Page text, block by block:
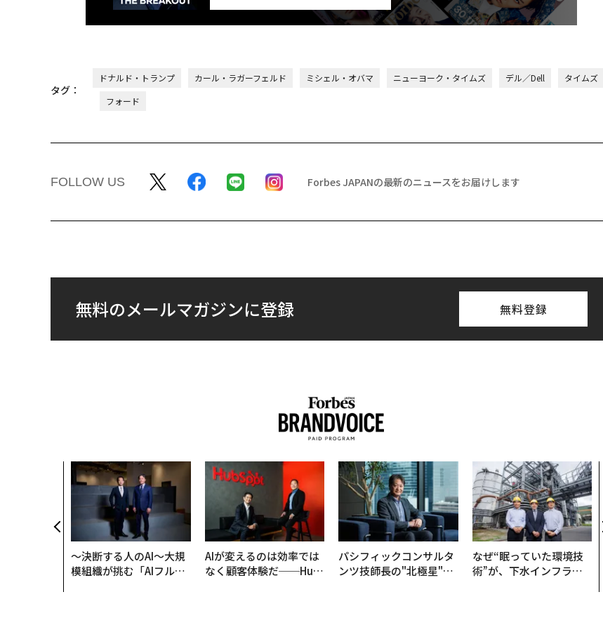
タグ：
ドナルド・トランプ カール・ラガーフェルド ミシェル・オバマ ニューヨーク・タイムズ デル／Dell
タイムズ
フォード
FOLLOW US Forbes JAPANの最新のニュースをお届けします
無料のメールマガジンに登録 無料登録
〜決断する人のAI〜大規
模組織が挑む「AIフル実
AIが変えるのは効率では
なく顧客体験だ──Hub
パシフィックコンサルタ
ンツ技師長の"北極星"。
なぜ“眠っていた環境技
術”が、下水インフラを